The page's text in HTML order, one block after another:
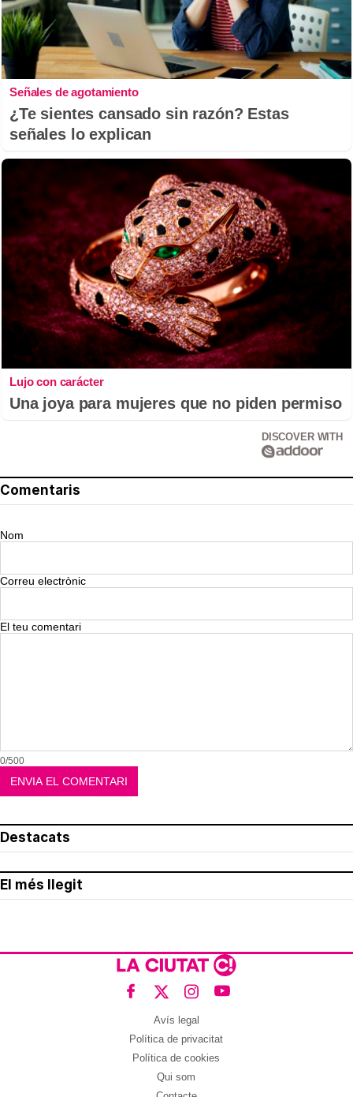
Señales de agotamiento
¿Te sientes cansado sin razón? Estas
señales lo explican
Lujo con carácter
Una joya para mujeres que no piden permiso
DISCOVER WITH
Comentaris
Nom
Correu electrònic
El teu comentari
0/500
Destacats
El més llegit
Avís legal
Política de privacitat
Política de cookies
Qui som